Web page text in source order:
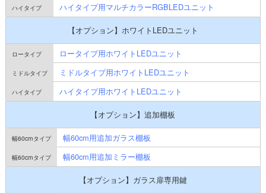
ハイタイプ用マルチカラーRGBLEDユニット
【オプション】ホワイトLEDユニット
ロータイプ用ホワイトLEDユニット
ミドルタイプ用ホワイトLEDユニット
ハイタイプ用ホワイトLEDユニット
【オプション】追加棚板
幅60cm用追加ガラス棚板
幅60cm用追加ミラー棚板
【オプション】ガラス扉専用鍵